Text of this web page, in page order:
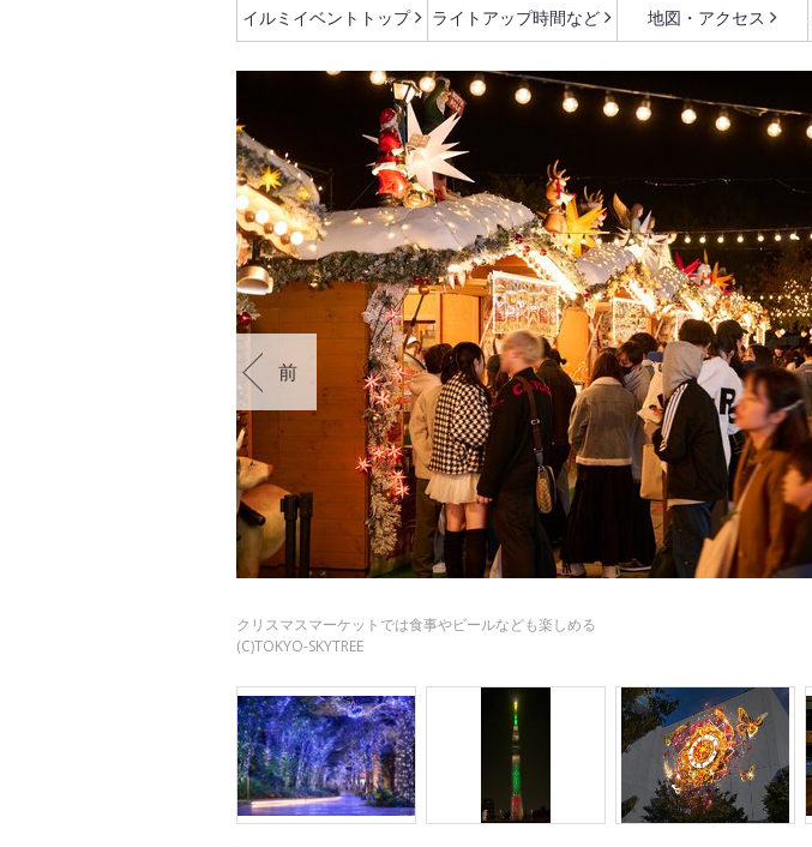
イルミイベントトップ ライトアップ時間など 地図・アクセス
クリスマスマーケットでは食事やビールなども楽しめる
(C)TOKYO-SKYTREE
前